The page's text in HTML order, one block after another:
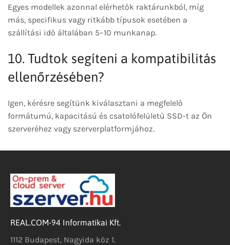
Egyes modellek azonnal elérhetők raktárunkból, míg
más, specifikus vagy ritkább típusok esetében a
szállítási idő általában 5–10 munkanap.
10. Tudtok segíteni a kompatibilitás
ellenőrzésében?
Igen, kérésre segítünk kiválasztani a megfelelő
formátumú, kapacitású és csatolófelületű SSD-t az Ön
szerveréhez vagy szerverplatformjához.
REAL.COM-94 Informatikai Kft.
1112 Budapest, Nagyida köz 1.